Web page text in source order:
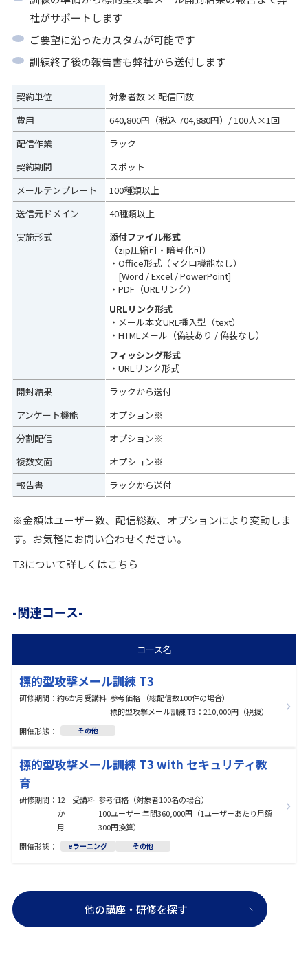
社がサポートします
ご要望に沿ったカスタムが可能です
訓練終了後の報告書も弊社から送付します
契約単位
対象者数 × 配信回数
費用
640,800円（税込 704,880円）/ 100人×1回
配信作業
ラック
契約期間
スポット
メールテンプレート
100種類以上
送信元ドメイン
40種類以上
実施形式
添付ファイル形式
（zip圧縮可・暗号化可）
・Office形式（マクロ機能なし）
[Word / Excel / PowerPoint]
・PDF（URLリンク）
URLリンク形式
・メール本文URL挿入型（text）
・HTMLメール（偽装あり / 偽装なし）
フィッシング形式
・URLリンク形式
開封結果
ラックから送付
アンケート機能
オプション※
分割配信
オプション※
複数文面
オプション※
報告書
ラックから送付
※金額はユーザー数、配信総数、オプションにより変動しま
す。お気軽にお問い合わせください。
T3について詳しくはこちら
関連コース
コース名
標的型攻撃メール訓練 T3
研修期間： 約6か月受講料 参考価格 （総配信数100件の場合）
標的型攻撃メール訓練 T3：210,000円（税抜）
その他
標的型攻撃メール訓練 T3 with セキュリティ教
育
研修期間： 12
か
月
受講料 参考価格（対象者100名の場合）
100ユーザー 年間360,000円（1ユーザーあたり月額
300円換算）
eラーニング その他
他の講座・研修を探す